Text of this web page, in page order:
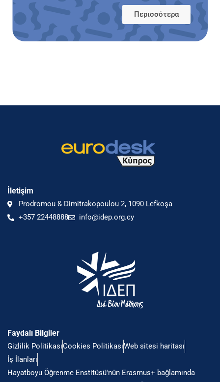
Περισσότερα
İletişim
Prodromou & Dimitrakopoulou 2, 1090 Lefkoşa
+357 22448888
info@idep.org.cy
Faydalı Bilgiler
Gizlilik PolitikasıCookies PolitikasıWeb sitesi haritası
İş İlanları
Hayatboyu Öğrenme Enstitüsü'nün Erasmus+ bağlamında